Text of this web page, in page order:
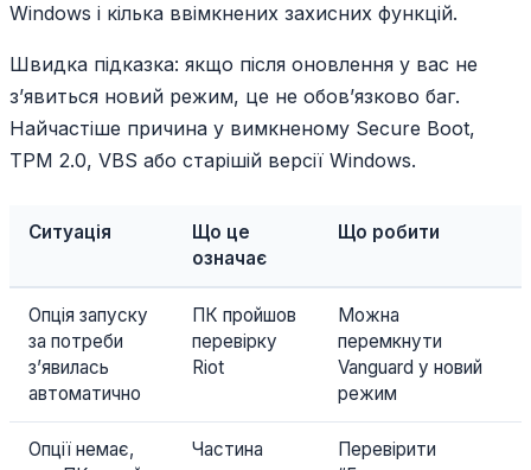
Windows і кілька ввімкнених захисних функцій.
Швидка підказка: якщо після оновлення у вас не
з’явиться новий режим, це не обов’язково баг.
Найчастіше причина у вимкненому Secure Boot,
TPM 2.0, VBS або старішій версії Windows.
Ситуація
Що це
означає
Що робити
Опція запуску
за потреби
з’явилась
автоматично
ПК пройшов
перевірку
Riot
Можна
перемкнути
Vanguard у новий
режим
Опції немає,
Частина
Перевірити